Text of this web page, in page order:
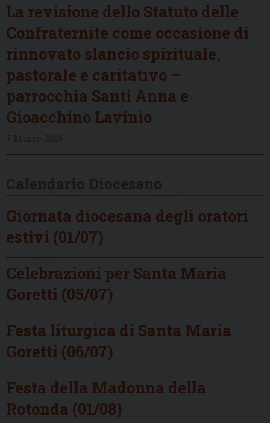
La revisione dello Statuto delle
Confraternite come occasione di
rinnovato slancio spirituale,
pastorale e caritativo –
parrocchia Santi Anna e
Gioacchino Lavinio
Giornata diocesana degli oratori
estivi (01/07)
Celebrazioni per Santa Maria
Goretti (05/07)
Festa liturgica di Santa Maria
Goretti (06/07)
Festa della Madonna della
Rotonda (01/08)